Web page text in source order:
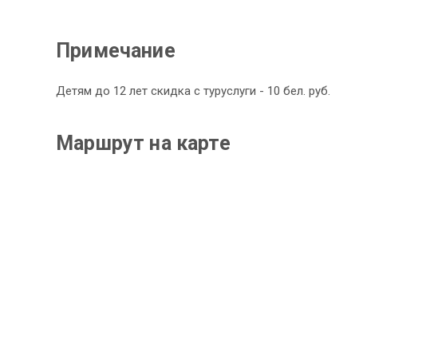
Примечание
Детям до 12 лет скидка с туруслуги - 10 бел. руб.
Маршрут на карте